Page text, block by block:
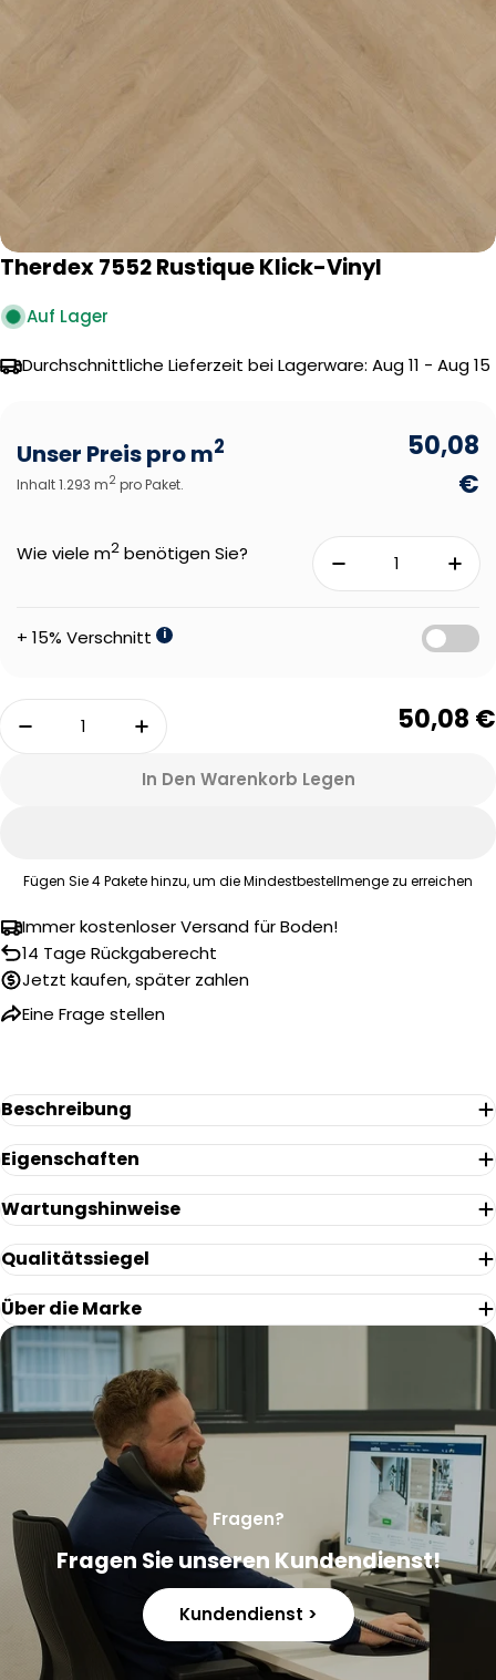
Therdex 7552 Rustique Klick-Vinyl
Auf Lager
Durchschnittliche Lieferzeit bei Lagerware: Aug 11 - Aug 15
Unser Preis pro m2
Inhalt 1.293 m2 pro Paket.
50,08
€
Wie viele m2 benötigen Sie?
+ 15% Verschnitt i
50,08 €
Menge
Menge Für Therdex 7552 Rustique Klick-Vinyl
Menge Für Therdex 7552
In Den Warenkorb Legen
Fügen Sie4Pakete hinzu, um die Mindestbestellmenge zu erreichen
Immer kostenloser Versand für Boden!
14 Tage Rückgaberecht
Jetzt kaufen, später zahlen
Eine Frage stellen
Eine Frage stellen
Ihr
Ihr
Telefon
Ihre
Nachricht
Die mit * gekennzeichneten Felder sind Pflichtfelder.
Fragen?
Fragen Sie unseren Kundendienst!
Kundendienst >
Beschreibung
Eigenschaften
Wartungshinweise
Qualitätssiegel
Über die Marke